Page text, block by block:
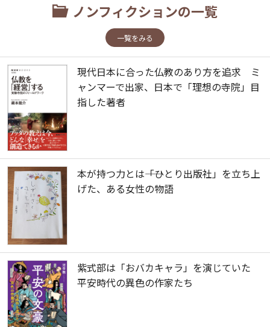
ノンフィクションの一覧
一覧をみる
現代日本に合った仏教のあり方を追求 ミ
ャンマーで出家、日本で「理想の寺院」目
指した著者
本が持つ力とは――「ひとり出版社」を立ち上
げた、ある女性の物語
紫式部は「おバカキャラ」を演じていた
平安時代の異色の作家たち